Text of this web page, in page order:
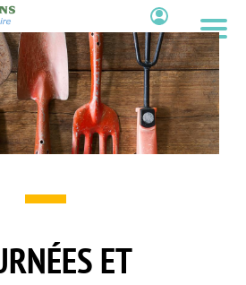
ET